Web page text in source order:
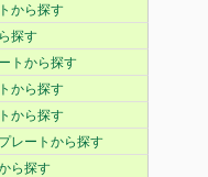
から探す
探す
トから探す
から探す
から探す
レートから探す
ら探す